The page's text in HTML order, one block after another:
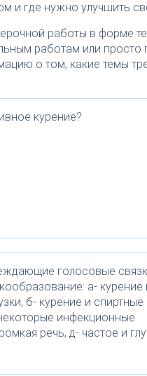
и где нужно улучшить
работы в форме
работам или просто
о том, какие темы
курение?
голосовые
а- курение
б- курение и спиртные
инфекционные
речь, д- частое и